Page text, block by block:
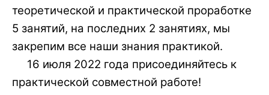
теоретической и практической проработке
5 занятий, на последних 2 занятиях, мы
закрепим все наши знания практикой.
16 июля 2022 года присоединяйтесь к
практической совместной работе!